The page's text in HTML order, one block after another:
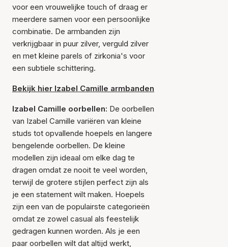
voor een vrouwelijke touch of draag er
meerdere samen voor een persoonlijke
combinatie. De armbanden zijn
verkrijgbaar in puur zilver, verguld zilver
en met kleine parels of zirkonia's voor
een subtiele schittering.
Bekijk hier Izabel Camille armbanden
Izabel Camille oorbellen: De oorbellen
van Izabel Camille variëren van kleine
studs tot opvallende hoepels en langere
bengelende oorbellen. De kleine
modellen zijn ideaal om elke dag te
dragen omdat ze nooit te veel worden,
terwijl de grotere stijlen perfect zijn als
je een statement wilt maken. Hoepels
zijn een van de populairste categorieën
omdat ze zowel casual als feestelijk
gedragen kunnen worden. Als je een
paar oorbellen wilt dat altijd werkt,